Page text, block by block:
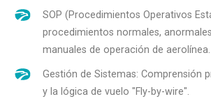
SOP (Procedimientos Operativos
procedimientos normales,
manuales de operación de aerolínea.
Gestión de Sistemas: Comprensión
y la lógica de vuelo "Fly-by-wire".